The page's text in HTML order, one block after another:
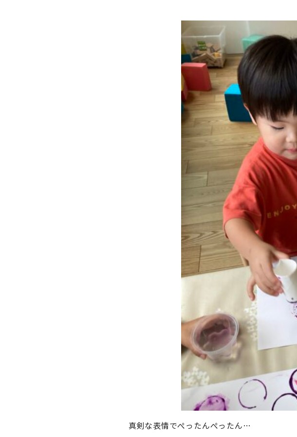
真剣な表情でぺったんぺったん…